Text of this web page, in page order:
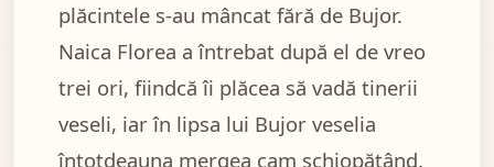
plăcintele s-au mâncat fără de Bujor.
Naica Florea a întrebat după el de vreo
trei ori, fiindcă îi plăcea să vadă tinerii
veseli, iar în lipsa lui Bujor veselia
întotdeauna mergea cam șchiopătând.